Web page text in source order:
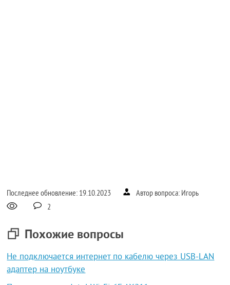
Последнее обновление: 19.10.2023
Автор вопроса: Игорь
2
Похожие вопросы
Не подключается интернет по кабелю через USB-LAN
адаптер на ноутбуке